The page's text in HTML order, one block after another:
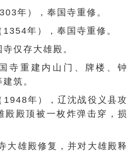
年），奉国寺重修。
年），奉国寺重修。
仅存大雄殿。
寺重建内山门、牌楼、钟
筑。
1948年），辽沈战役义县攻
殿殿顶被一枚炸弹击穿，损
大雄殿修复，并对大雄殿释